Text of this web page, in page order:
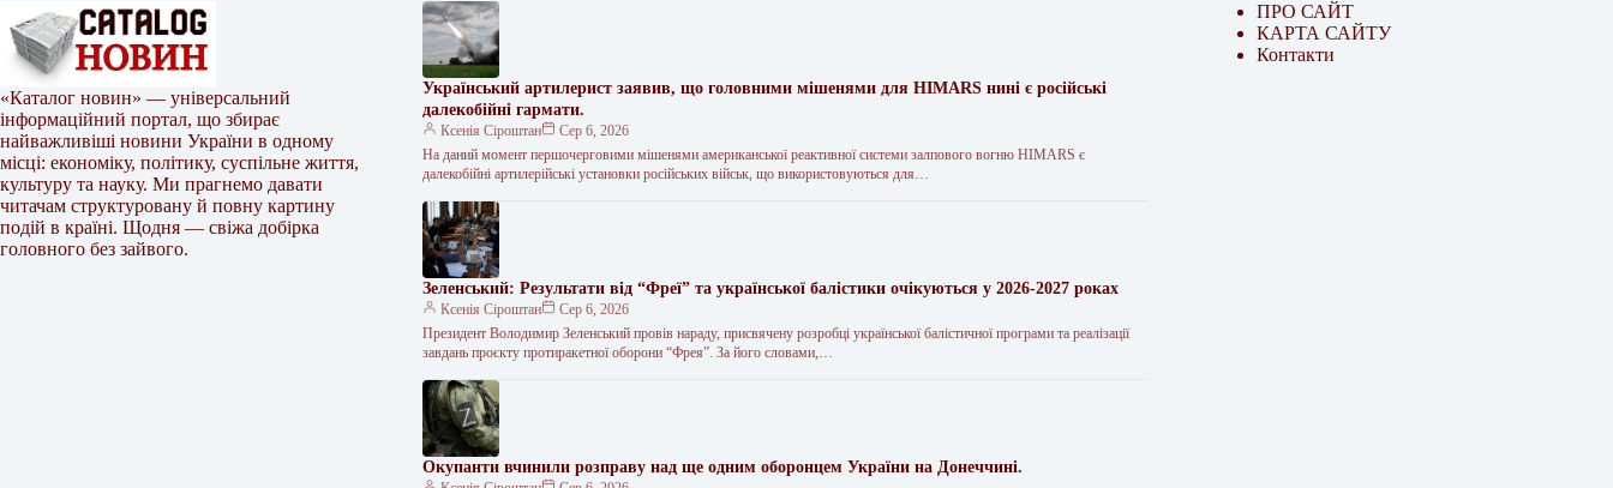
«Каталог новин» — універсальний
інформаційний портал, що збирає
найважливіші новини України в одному
місці: економіку, політику, суспільне життя,
культуру та науку. Ми прагнемо давати
читачам структуровану й повну картину
подій в країні. Щодня — свіжа добірка
головного без зайвого.
Український артилерист заявив, що головними мішенями для HIMARS нині є російські
далекобійні гармати.
Ксенія Сіроштан
Сер 6, 2026
На даний момент першочерговими мішенями американської реактивної системи залпового вогню HIMARS є
далекобійні артилерійські установки російських військ, що використовуються для…
Зеленський: Результати від “Фреї” та української балістики очікуються у 2026-2027 роках
Ксенія Сіроштан
Сер 6, 2026
Президент Володимир Зеленський провів нараду, присвячену розробці української балістичної програми та реалізації
завдань проєкту протиракетної оборони “Фрея”. За його словами,…
Окупанти вчинили розправу над ще одним оборонцем України на Донеччині.
ПРО САЙТ
КАРТА САЙТУ
Контакти